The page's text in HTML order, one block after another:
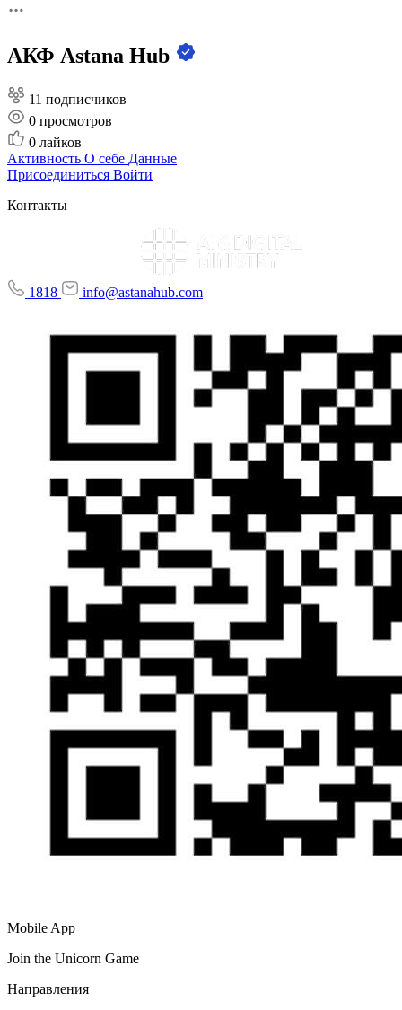
АКФ Astana Hub
11 подписчиков
0 просмотров
0 лайков
Активность О себе Данные
Присоединиться Войти
Контакты
1818 info@astanahub.com
Mobile App
Join the Unicorn Game
Направления